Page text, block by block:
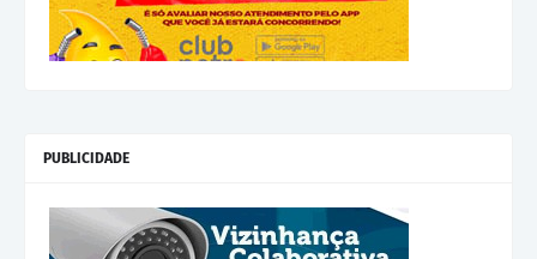
PUBLICIDADE